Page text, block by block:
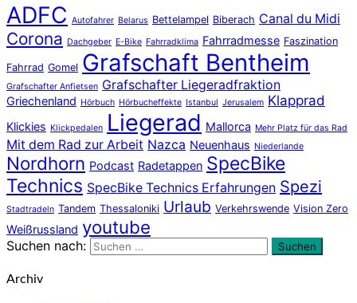
ADFC Autofahrer Belarus Bettelampel Biberach Canal du Midi
Corona Dachgeber E-Bike Fahrradklima Fahrradmesse Faszination
Fahrrad Gomel Grafschaft Bentheim
Grafschafter Anfietsen Grafschafter Liegeradfraktion
Griechenland Hörbuch Hörbucheffekte Istanbul Jerusalem Klapprad
Klickies Klickpedalen Liegerad Mallorca Mehr Platz für das Rad
Mit dem Rad zur Arbeit Nazca Neuenhaus Niederlande
Nordhorn Podcast Radetappen SpecBike
Technics SpecBike Technics Erfahrungen Spezi
Stadtradeln Tandem Thessaloniki Urlaub Verkehrswende Vision Zero
Weißrussland youtube
Suchen nach: Suchen
Archiv